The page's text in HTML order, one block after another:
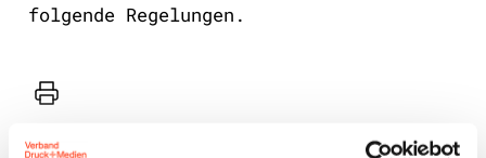
folgende Regelungen.
Drucker